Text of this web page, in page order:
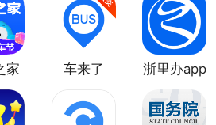
小编在生活类软件合集中为大
的好用方便的生活类手机软件。
便捷的生活服务。
家
车来了
浙里办app
最新版